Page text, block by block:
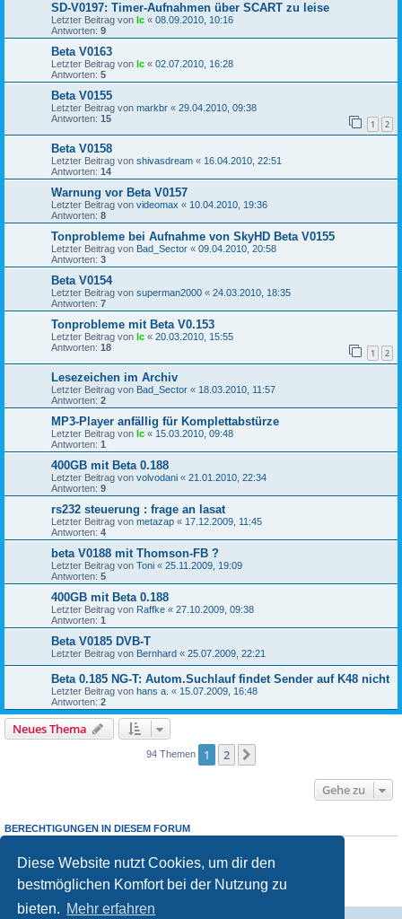
Diese Website nutzt Cookies, um dir den
bestmöglichen Komfort bei der Nutzung zu
bieten. Mehr erfahren
SD-V0197: Timer-Aufnahmen über SCART zu leise
Letzter Beitrag von lc « 08.09.2010, 10:16
Antworten: 9
Beta V0163
Letzter Beitrag von lc « 02.07.2010, 16:28
Antworten: 5
Beta V0155
Letzter Beitrag von markbr « 29.04.2010, 09:38
Antworten: 15 1 2
Beta V0158
Letzter Beitrag von shivasdream « 16.04.2010, 22:51
Antworten: 14
Warnung vor Beta V0157
Letzter Beitrag von videomax « 10.04.2010, 19:36
Antworten: 8
Tonprobleme bei Aufnahme von SkyHD Beta V0155
Letzter Beitrag von Bad_Sector « 09.04.2010, 20:58
Antworten: 3
Beta V0154
Letzter Beitrag von superman2000 « 24.03.2010, 18:35
Antworten: 7
Tonprobleme mit Beta V0.153
Letzter Beitrag von lc « 20.03.2010, 15:55
Antworten: 18 1 2
Lesezeichen im Archiv
Letzter Beitrag von Bad_Sector « 18.03.2010, 11:57
Antworten: 2
MP3-Player anfällig für Komplettabstürze
Letzter Beitrag von lc « 15.03.2010, 09:48
Antworten: 1
400GB mit Beta 0.188
Letzter Beitrag von volvodani « 21.01.2010, 22:34
Antworten: 9
rs232 steuerung : frage an lasat
Letzter Beitrag von metazap « 17.12.2009, 11:45
Antworten: 4
beta V0188 mit Thomson-FB ?
Letzter Beitrag von Toni « 25.11.2009, 19:09
Antworten: 5
400GB mit Beta 0.188
Letzter Beitrag von Raffke « 27.10.2009, 09:38
Antworten: 1
Beta V0185 DVB-T
Letzter Beitrag von Bernhard « 25.07.2009, 22:21
Beta 0.185 NG-T: Autom.Suchlauf findet Sender auf K48 nicht
Letzter Beitrag von hans a. « 15.07.2009, 16:48
Antworten: 2
Neues Thema
94 Themen 1 2
Gehe zu
BERECHTIGUNGEN IN DIESEM FORUM
Du darfst keineAntworten zu Themen in diesem Forum erstellen.
Du darfst deine Beiträge in diesem Forumnichtändern.
Du darfst deine Beiträge in diesem Forum nicht löschen.
keine